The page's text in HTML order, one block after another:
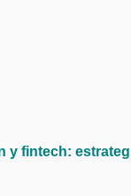
y fintech: